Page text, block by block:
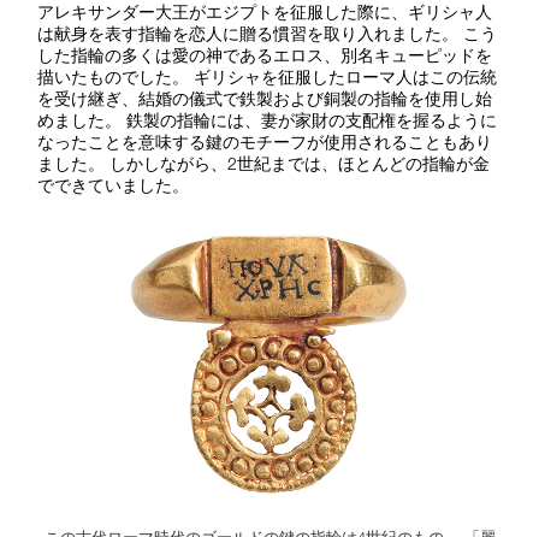
アレキサンダー大王がエジプトを征服した際に、ギリシャ人
は献身を表す指輪を恋人に贈る慣習を取り入れました。 こう
した指輪の多くは愛の神であるエロス、別名キューピッドを
描いたものでした。 ギリシャを征服したローマ人はこの伝統
を受け継ぎ、結婚の儀式で鉄製および銅製の指輪を使用し始
めました。 鉄製の指輪には、妻が家財の支配権を握るように
なったことを意味する鍵のモチーフが使用されることもあり
ました。 しかしながら、2世紀までは、ほとんどの指輪が金
でできていました。